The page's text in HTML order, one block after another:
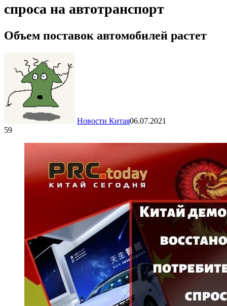
спроса на автотранспорт
Объем поставок автомобилей растет
Новости Китая06.07.2021
59